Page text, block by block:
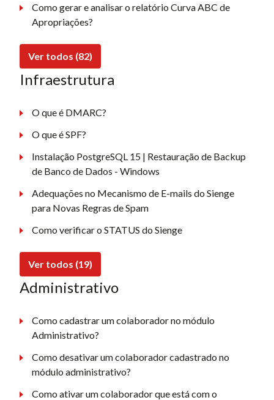
Como gerar e analisar o relatório Curva ABC de
Apropriações?
Ver todos (82)
Infraestrutura
O que é DMARC?
O que é SPF?
Instalação PostgreSQL 15 | Restauração de Backup
de Banco de Dados - Windows
Adequações no Mecanismo de E-mails do Sienge
para Novas Regras de Spam
Como verificar o STATUS do Sienge
Ver todos (19)
Administrativo
Como cadastrar um colaborador no módulo
Administrativo?
Como desativar um colaborador cadastrado no
módulo administrativo?
Como ativar um colaborador que está com o